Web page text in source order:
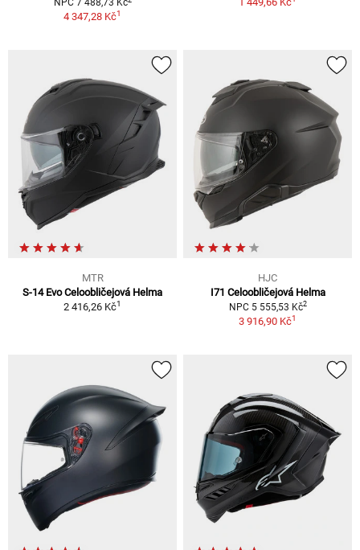
NPC 7 488,73 Kč
4 347,28 Kč1
MTR
S-14 Evo Celoobličejová Helma
2 416,26 Kč1
HJC
I71 Celoobličejová Helma
NPC 5 555,53 Kč2
3 916,90 Kč1